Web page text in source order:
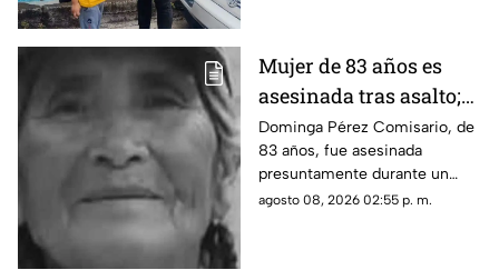
Mujer de 83 años es
asesinada tras asalto;
le robaron los $90 que
había ganado
vendiendo cemitas
Dominga Pérez Comisario, de
83 años, fue asesinada
presuntamente durante un
asalto en Amozoc, Puebla,
agosto 08, 2026 02:55 p. m.